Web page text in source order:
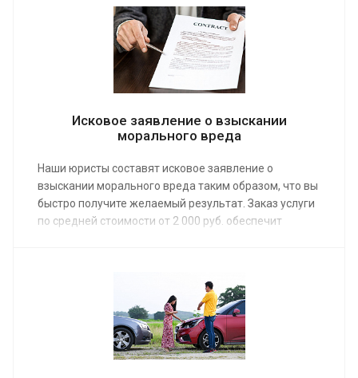
предварительно заказав первую бесплатную
консультацию по телефону или на сайте. Средняя
стоимость работы адвоката по наследственному
праву от 3 000 руб.
Исковое заявление о взыскании
морального вреда
Наши юристы составят исковое заявление о
взыскании морального вреда таким образом, что вы
быстро получите желаемый результат. Заказ услуги
по средней стоимости от 2 000 руб. обеспечит
процессуального законодательства.